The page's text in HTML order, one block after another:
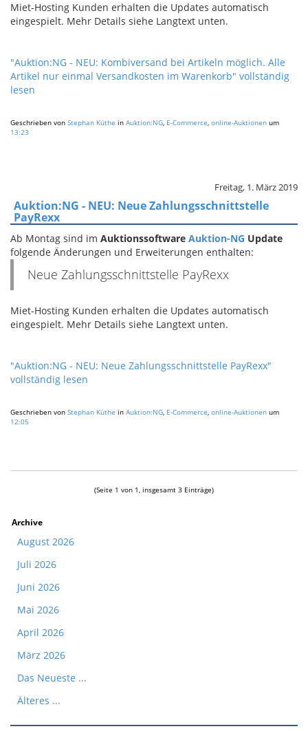
Miet-Hosting Kunden erhalten die Updates automatisch
eingespielt. Mehr Details siehe Langtext unten.
"Auktion:NG - NEU: Kombiversand bei Artikeln möglich. Alle
Artikel nur einmal Versandkosten im Warenkorb" vollständig
lesen
Geschrieben von Stephan Küthe in Auktion:NG, E-Commerce, online-Auktionen um
13:23
Freitag, 1. März 2019
Auktion:NG - NEU: Neue Zahlungsschnittstelle
PayRexx
Ab Montag sind im Auktionssoftware Auktion-NG Update
folgende Änderungen und Erweiterungen enthalten:
Neue Zahlungsschnittstelle PayRexx
Miet-Hosting Kunden erhalten die Updates automatisch
eingespielt. Mehr Details siehe Langtext unten.
"Auktion:NG - NEU: Neue Zahlungsschnittstelle PayRexx"
vollständig lesen
Geschrieben von Stephan Küthe in Auktion:NG, E-Commerce, online-Auktionen um
12:05
(Seite 1 von 1, insgesamt 3 Einträge)
Archive
August 2026
Juli 2026
Juni 2026
Mai 2026
April 2026
März 2026
Das Neueste ...
Älteres ...